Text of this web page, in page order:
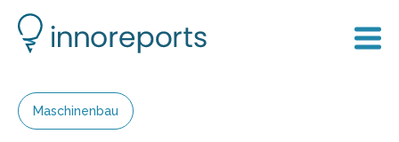
Maschinenbau